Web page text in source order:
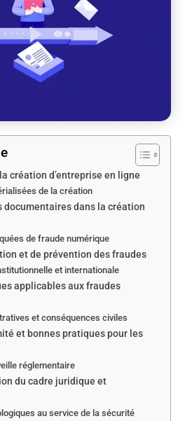
création d’entreprise en ligne
de la création
documentaires dans la création
de fraude numérique
et de prévention des fraudes
et internationale
applicables aux fraudes
et conséquences civiles
et bonnes pratiques pour les
réglementaire
du cadre juridique et
au service de la sécurité